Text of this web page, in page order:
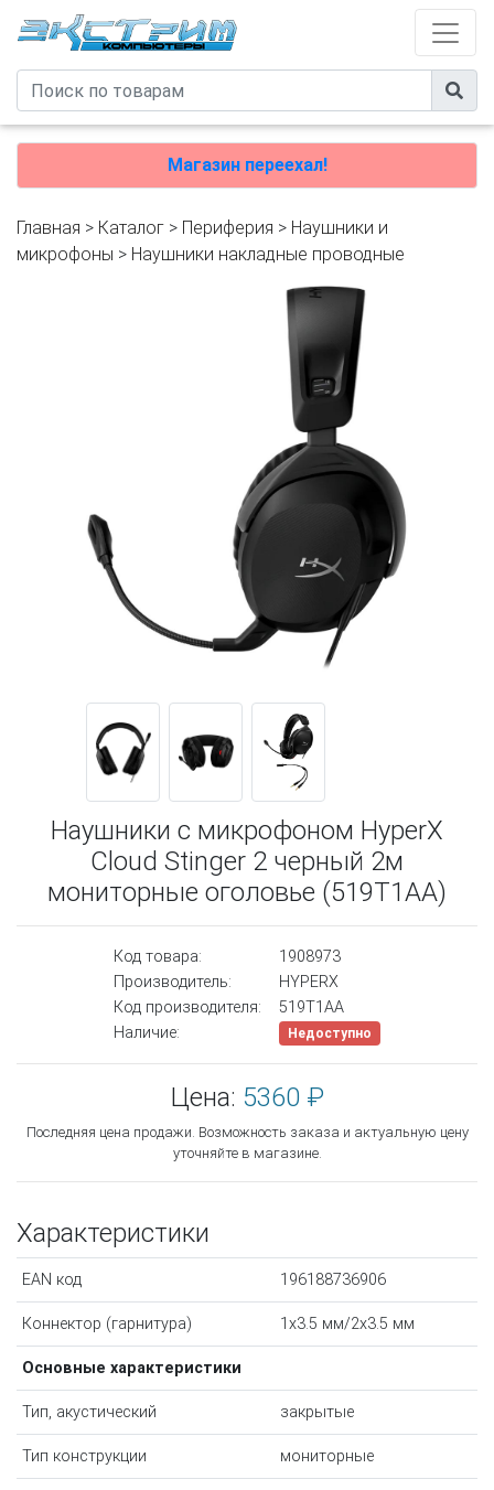
Магазин переехал!
Главная > Каталог > Периферия > Наушники и
микрофоны > Наушники накладные проводные
Наушники с микрофоном HyperX
Cloud Stinger 2 черный 2м
мониторные оголовье (519T1AA)
Код товара:
1908973
Производитель:
HYPERX
Код производителя:
519T1AA
Наличие:
Недоступно
Цена: 5360 ₽
Последняя цена продажи. Возможность заказа и актуальную цену
уточняйте в магазине.
Характеристики
EAN код 196188736906
Коннектор (гарнитура) 1x3.5 мм/2x3.5 мм
Основные характеристики
Тип, акустический закрытые
Тип конструкции мониторные